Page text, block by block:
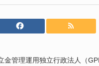
金管理運用独立行政法人（